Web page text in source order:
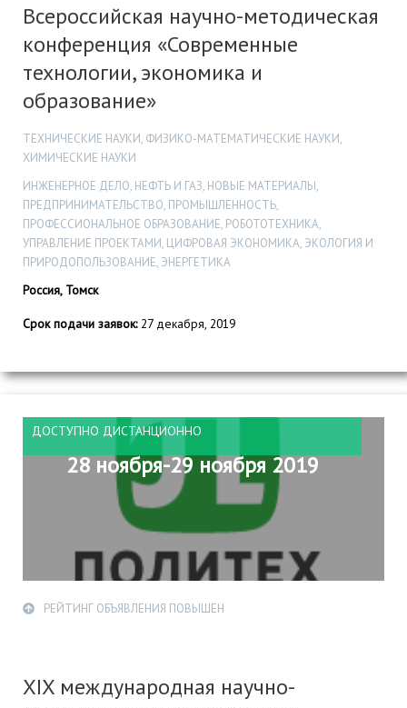
Всероссийская научно-методическая
конференция «Современные
технологии, экономика и
образование»
ТЕХНИЧЕСКИЕ НАУКИ, ФИЗИКО-МАТЕМАТИЧЕСКИЕ НАУКИ,
ХИМИЧЕСКИЕ НАУКИ
ИНЖЕНЕРНОЕ ДЕЛО, НЕФТЬ И ГАЗ, НОВЫЕ МАТЕРИАЛЫ,
ПРЕДПРИНИМАТЕЛЬСТВО, ПРОМЫШЛЕННОСТЬ,
ПРОФЕССИОНАЛЬНОЕ ОБРАЗОВАНИЕ, РОБОТОТЕХНИКА,
УПРАВЛЕНИЕ ПРОЕКТАМИ, ЦИФРОВАЯ ЭКОНОМИКА, ЭКОЛОГИЯ И
ПРИРОДОПОЛЬЗОВАНИЕ, ЭНЕРГЕТИКА
Россия, Томск
Срок подачи заявок:27 декабря, 2019
ДОСТУПНО ДИСТАНЦИОННО
28 ноября-29 ноября 2019
РЕЙТИНГ ОБЪЯВЛЕНИЯ ПОВЫШЕН
XIX международная научно-